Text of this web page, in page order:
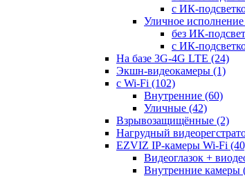
с ИК-
Уличное исполнение
без ИК-
с ИК-
На базе 3G-4G LTE (24)
Экшн-видеокамеры (1)
с Wi-Fi (102)
Внутренние (60)
Уличные (42)
Взрывозащищённые (2)
Нагрудный
EZVIZ IP-камеры Wi-Fi
Видеоглазок +
Внутренние камеры